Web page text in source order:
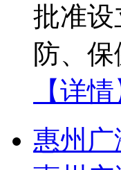
批准
防、
【详情
惠州